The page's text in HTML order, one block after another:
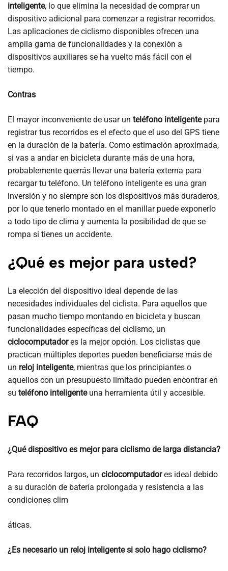
inteligente, lo que elimina la necesidad de comprar un
dispositivo adicional para comenzar a registrar recorridos.
Las aplicaciones de ciclismo disponibles ofrecen una
amplia gama de funcionalidades y la conexión a
dispositivos auxiliares se ha vuelto más fácil con el
tiempo.
Contras
El mayor inconveniente de usar un teléfono inteligentepara
registrar tus recorridos es el efecto que el uso del GPS tiene
en la duración de la batería. Como estimación aproximada,
si vas a andar en bicicleta durante más de una hora,
probablemente querrás llevar una batería externa para
recargar tu teléfono. Un teléfono inteligente es una gran
inversión y no siempre son los dispositivos más duraderos,
por lo que tenerlo montado en el manillar puede exponerlo
a todo tipo de clima y aumenta la posibilidad de que se
rompa si tienes un accidente.
¿Qué es mejor para usted?
La elección del dispositivo ideal depende de las
necesidades individuales del ciclista. Para aquellos que
pasan mucho tiempo montando en bicicleta y buscan
funcionalidades específicas del ciclismo, un
ciclocomputadores la mejor opción. Los ciclistas que
practican múltiples deportes pueden beneficiarse más de
un reloj inteligente, mientras que los principiantes o
aquellos con un presupuesto limitado pueden encontrar en
su teléfono inteligenteuna herramienta útil y accesible.
FAQ
¿Qué dispositivo es mejor para ciclismo de larga distancia?
Para recorridos largos, un ciclocomputadores ideal debido
a su duración de batería prolongada y resistencia a las
condiciones clim
áticas.
¿Es necesario un reloj inteligente si solo hago ciclismo?